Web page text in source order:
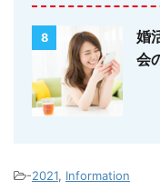
8
婚
会
-2021, Information